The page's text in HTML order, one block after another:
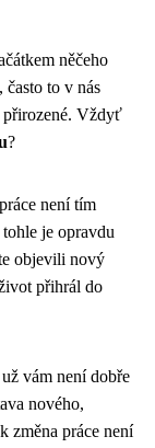
něčeho
často to v nás
přirozené. Vždyť
?
není tím
je opravdu
objevili nový
přihrál do
vám není dobře
nového,
změna práce není